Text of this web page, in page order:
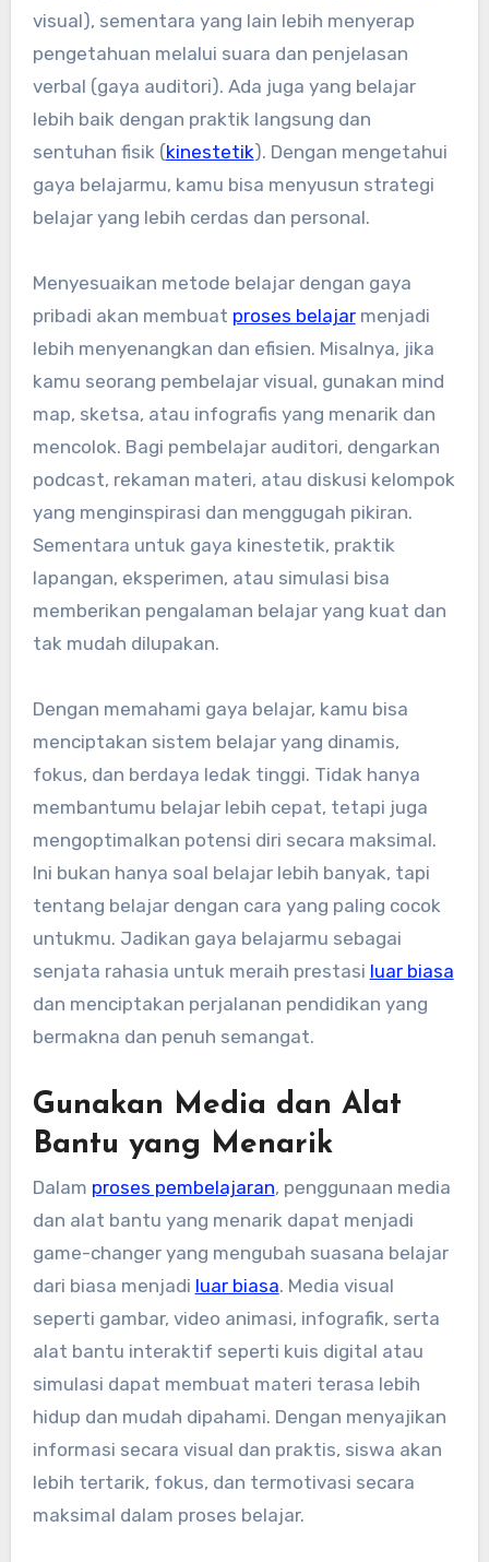
visual), sementara yang lain lebih menyerap
pengetahuan melalui suara dan penjelasan
verbal (gaya auditori). Ada juga yang belajar
lebih baik dengan praktik langsung dan
sentuhan fisik (kinestetik). Dengan mengetahui
gaya belajarmu, kamu bisa menyusun strategi
belajar yang lebih cerdas dan personal.
Menyesuaikan metode belajar dengan gaya
pribadi akan membuat proses belajarmenjadi
lebih menyenangkan dan efisien. Misalnya, jika
kamu seorang pembelajar visual, gunakan mind
map, sketsa, atau infografis yang menarik dan
mencolok. Bagi pembelajar auditori, dengarkan
podcast, rekaman materi, atau diskusi kelompok
yang menginspirasi dan menggugah pikiran.
Sementara untuk gaya kinestetik, praktik
lapangan, eksperimen, atau simulasi bisa
memberikan pengalaman belajar yang kuat dan
tak mudah dilupakan.
Dengan memahami gaya belajar, kamu bisa
menciptakan sistem belajar yang dinamis,
fokus, dan berdaya ledak tinggi. Tidak hanya
membantumu belajar lebih cepat, tetapi juga
mengoptimalkan potensi diri secara maksimal.
Ini bukan hanya soal belajar lebih banyak, tapi
tentang belajar dengan cara yang paling cocok
untukmu. Jadikan gaya belajarmu sebagai
senjata rahasia untuk meraih prestasi luar biasa
dan menciptakan perjalanan pendidikan yang
bermakna dan penuh semangat.
Gunakan Media dan Alat
Bantu yang Menarik
Dalam proses pembelajaran, penggunaan media
dan alat bantu yang menarik dapat menjadi
game-changer yang mengubah suasana belajar
dari biasa menjadi luar biasa. Media visual
seperti gambar, video animasi, infografik, serta
alat bantu interaktif seperti kuis digital atau
simulasi dapat membuat materi terasa lebih
hidup dan mudah dipahami. Dengan menyajikan
informasi secara visual dan praktis, siswa akan
lebih tertarik, fokus, dan termotivasi secara
maksimal dalam proses belajar.